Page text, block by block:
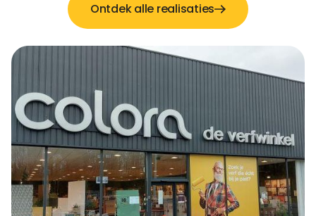
Ontdek alle realisaties